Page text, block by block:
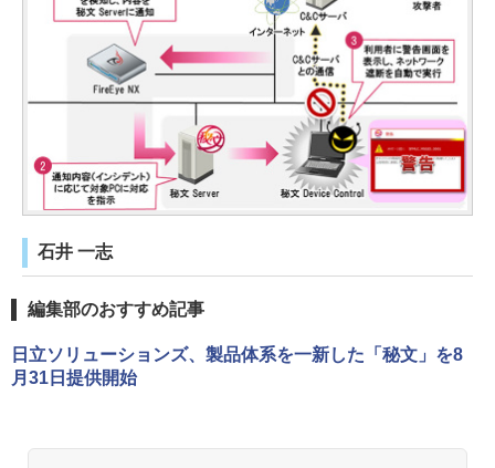
石井 一志
編集部のおすすめ記事
日立ソリューションズ、製品体系を一新した「秘文」を8
月31日提供開始